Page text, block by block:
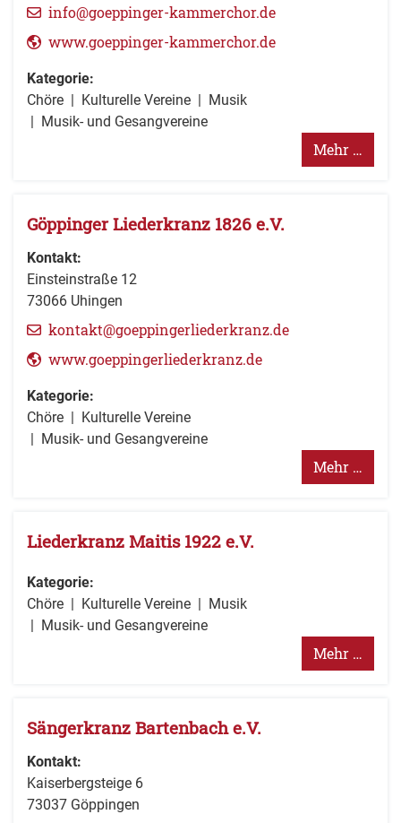
info@goeppinger-kammerchor.de
www.goeppinger-kammerchor.de
Kategorie:
Chöre
Kulturelle Vereine
Musik
Musik- und Gesangvereine
Mehr …
Göppinger Liederkranz 1826 e.V.
Kontakt:
Einsteinstraße 12
73066 Uhingen
kontakt@goeppingerliederkranz.de
www.goeppingerliederkranz.de
Kategorie:
Chöre
Kulturelle Vereine
Musik- und Gesangvereine
Mehr …
Liederkranz Maitis 1922 e.V.
Kategorie:
Chöre
Kulturelle Vereine
Musik
Musik- und Gesangvereine
Mehr …
Sängerkranz Bartenbach e.V.
Kontakt:
Kaiserbergsteige 6
73037 Göppingen